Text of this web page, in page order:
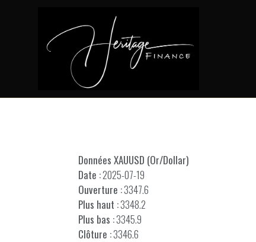
Données XAUUSD (Or/Dollar)
Date :2025-07-19
Ouverture :3347.6
Plus haut :3348.2
Plus bas :3345.9
Clôture :3346.6